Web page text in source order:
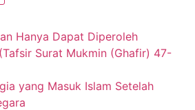
Hanya Dapat Diperoleh
Surat Mukmin (Ghafir) 47-
yang Masuk Islam Setelah